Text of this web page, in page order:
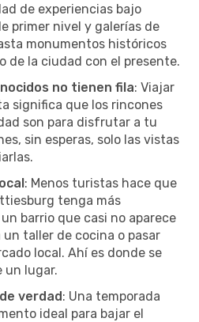
de experiencias bajo
primer nivel y galerías de
monumentos históricos
de la ciudad con el presente.
no tienen fila: Viajar
significa que los rincones
son para disfrutar a tu
sin esperas, solo las vistas
: Menos turistas hace que
tenga más
barrio que casi no aparece
taller de cocina o pasar
local. Ahí es donde se
un lugar.
verdad: Una temporada
ideal para bajar el